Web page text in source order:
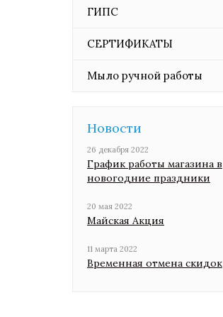
ГИПС
СЕРТИФИКАТЫ
Мыло ручной работы
Новости
26 декабря 2022
График работы магазина в
новогодние праздники
20 мая 2022
Майская Акция
11 марта 2022
Временная отмена скидок